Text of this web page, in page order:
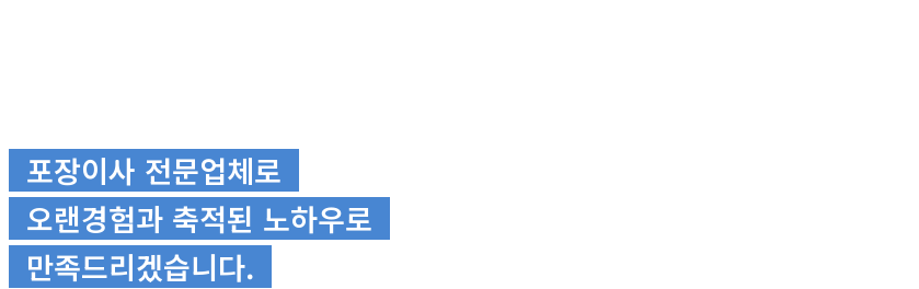
포장이사 전문업체로
오랜경험과 축적된 노하우로
만족드리겠습니다.